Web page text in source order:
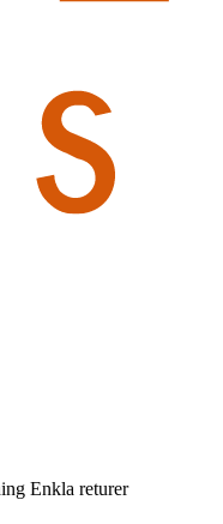
Enkla returer